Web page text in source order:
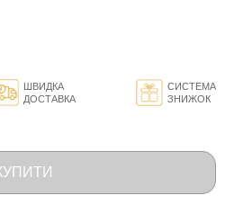
ШВИДКА
ДОСТАВКА
СИСТЕМА
ЗНИЖОК